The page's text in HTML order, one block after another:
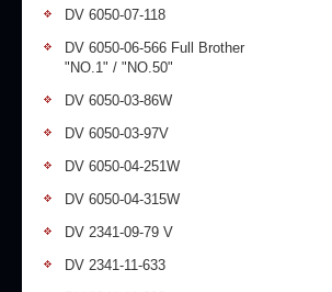
DV 6050-07-118
DV 6050-06-566 Full Brother
"NO.1" / "NO.50"
DV 6050-03-86W
DV 6050-03-97V
DV 6050-04-251W
DV 6050-04-315W
DV 2341-09-79 V
DV 2341-11-633